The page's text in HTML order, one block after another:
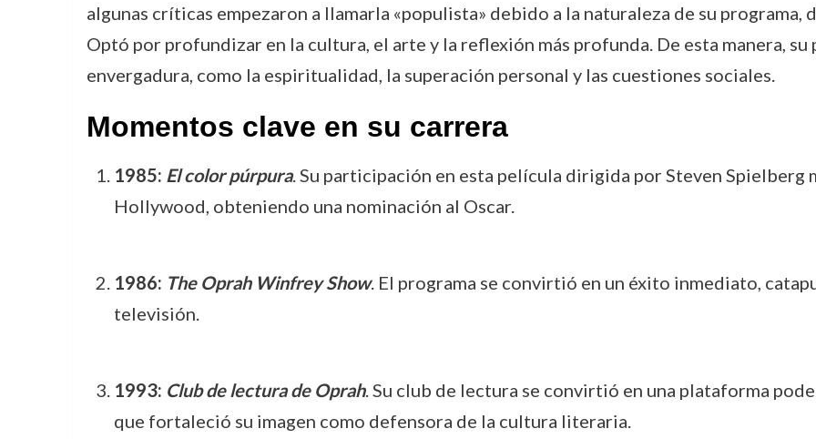
algunas críticas empezaron a llamarla «populista» debido a la naturaleza de su
Optó por profundizar en la cultura, el arte y la reflexión más profunda. De esta manera,
envergadura, como la espiritualidad, la superación personal y las cuestiones sociales.
Momentos clave en su carrera
1985: El color púrpura. Su participación en esta película dirigida por Steven Spielberg
Hollywood, obteniendo una nominación al Oscar.
1986: The Oprah Winfrey Show. El programa se convirtió en un éxito inmediato,
televisión.
1993: Club de lectura de Oprah. Su club de lectura se convirtió en una plataforma
que fortaleció su imagen como defensora de la cultura literaria.